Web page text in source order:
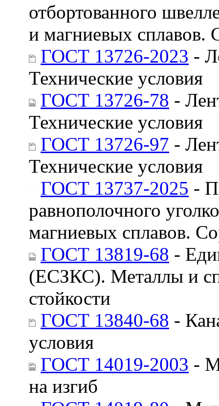
отбортованного
и магниевых сплавов.
ГОСТ 13726-2023 -
Технические условия
ГОСТ 13726-78 -
Технические условия
ГОСТ 13726-97 -
Технические условия
ГОСТ 13737-2025 -
равнополочного
магниевых сплавов.
ГОСТ 13819-68 -
(ЕСЗКС). Металлы и
стойкости
ГОСТ 13840-68 -
условия
ГОСТ 14019-2003 -
на изгиб